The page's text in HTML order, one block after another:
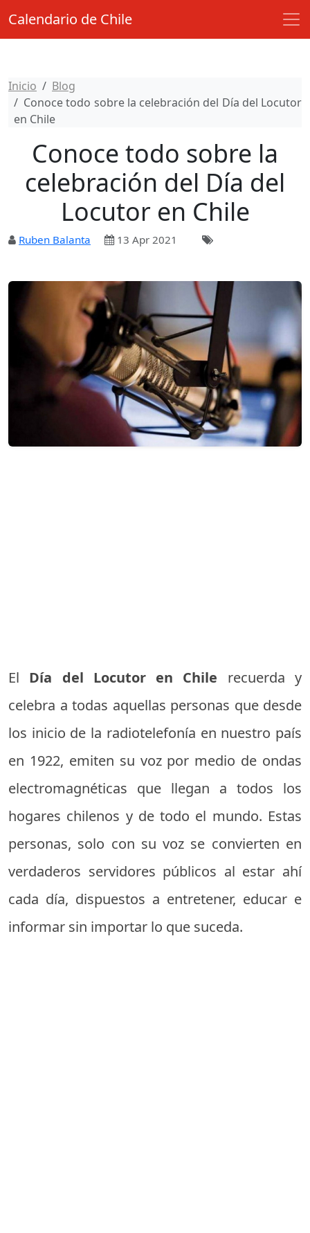
Calendario de Chile
Inicio
Blog
Conoce todo sobre la celebración del Día del Locutor
en Chile
Conoce todo sobre la
celebración del Día del
Locutor en Chile
Ruben Balanta 13 Apr 2021
El Día del Locutor en Chile recuerda y
celebra a todas aquellas personas que desde
los inicio de la radiotelefonía en nuestro país
en 1922, emiten su voz por medio de ondas
electromagnéticas que llegan a todos los
hogares chilenos y de todo el mundo. Estas
personas, solo con su voz se convierten en
verdaderos servidores públicos al estar ahí
cada día, dispuestos a entretener, educar e
informar sin importar lo que suceda.